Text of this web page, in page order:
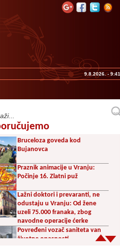
9.8.2026. - 9:41
Bruceloza goveda kod
Bujanovca
Praznik animacije u Vranju:
Počinje 16. Zlatni puž
Lažni doktori i prevaranti, ne
odustaju u Vranju: Od žene
uzeli 75.000 franaka, zbog
navodne operacije ćerke
Povređeni vozač saniteta van
životne opasnosti